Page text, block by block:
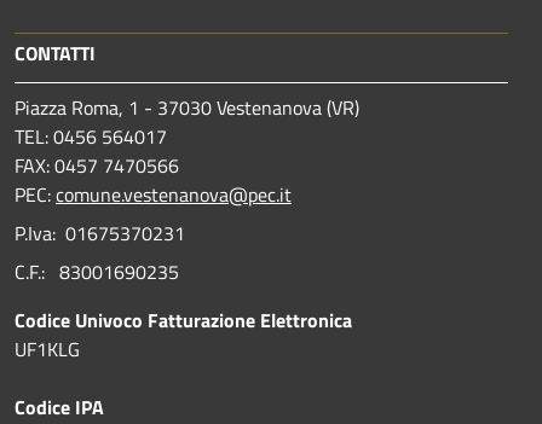
CONTATTI
Piazza Roma, 1 - 37030 Vestenanova (VR)
TEL: 0456 564017
FAX: 0457 7470566
PEC:comune.vestenanova@pec.it
P.Iva: 01675370231
C.F.: 83001690235
Codice Univoco Fatturazione Elettronica
UF1KLG
Codice IPA